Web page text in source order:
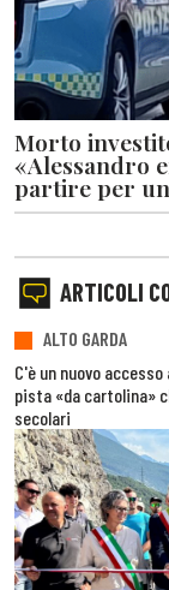
Morto
«Alessandro
partire per
ARTICOLI
ALTO GARDA
C'è un nuovo
pista «da cartolina»
secolari